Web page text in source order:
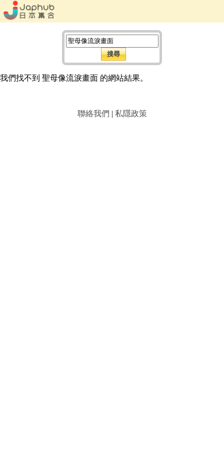
我們找不到 聖母像流淚畫面 的網站結果。
聯絡我們 | 私隱政策